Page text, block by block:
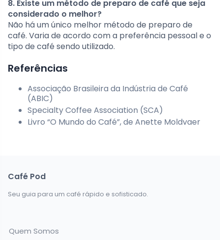
8. Existe um método de preparo de café que seja
considerado o melhor?
Não há um único melhor método de preparo de
café. Varia de acordo com a preferência pessoal e o
tipo de café sendo utilizado.
Referências
Associação Brasileira da Indústria de Café
(ABIC)
Specialty Coffee Association (SCA)
Livro “O Mundo do Café”, de Anette Moldvaer
Café Pod
Seu guia para um café rápido e sofisticado.
Quem Somos